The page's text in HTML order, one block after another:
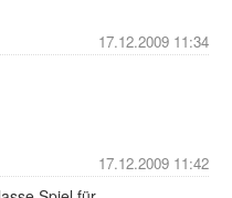
17.12.2009 11:34
17.12.2009 11:42